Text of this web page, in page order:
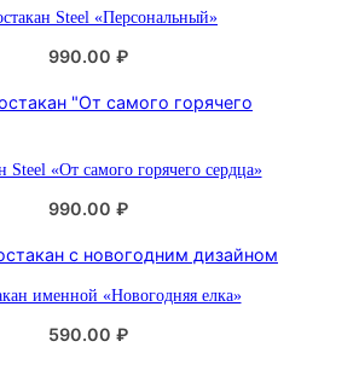
а
:
о
п
у
я
р
о
Steel «Персональный»
990.00 ₽
Steel «От самого горячего сердца»
990.00 ₽
именной «Новогодняя елка»
590.00 ₽